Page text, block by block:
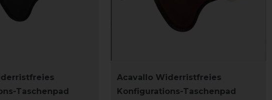
Taschenpad
Acavallo Widerristfreies
Konfigurations-Taschenpad